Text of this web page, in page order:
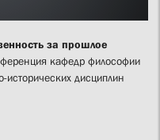
за прошлое
кафедр философии
дисциплин